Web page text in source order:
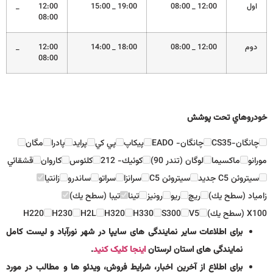
اول 12:00 _ 08:00
19:00 _ 15:00
12:00 _
08:00
دوم 12:00 _ 08:00
18:00 _ 14:00
12:00 _
08:00
خودروهاي تحت پوشش
چانگان-CS35
چانگان- EADO پيكاپ پي كي پرايد پادرا مگان
مورانو ماكسيما لوگان (تندر 90) كوئيك- 212 كلئوس كاروان قشقائي
سيتروئن C5 جديد
سيتروئن C5 سرانزا سراتو ساندرو زانتيا
زامياد (سطح يك) ريچ ريو رونيز تينا تيبا (سطح يك)
X100 (سطح يك)
V5
S300
H330
H320
H2L
H230
H220
برای اطلاعات سایر نمایندگی های سایپا در شهر نورآباد و لیست کامل
نمایندگی های استان لرستاناینجا کلیک کنید.
برای اطلاع از آخرین اخبار، شرایط فروش، ویدئو ها و مطالب در مورد